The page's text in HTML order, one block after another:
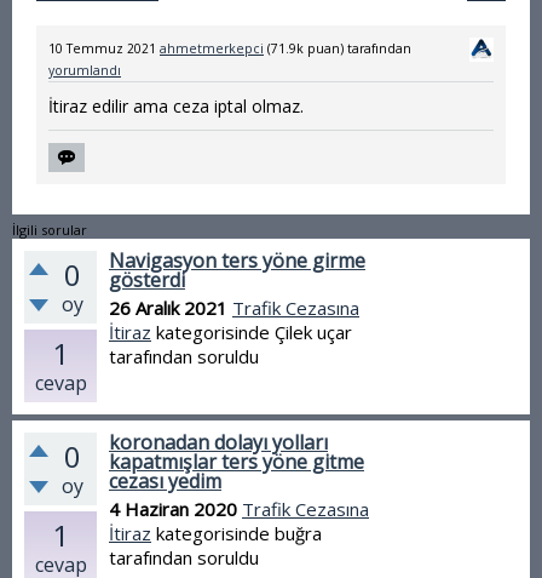
Herkes gibi bende aracımı
oraya park ediyorum.
Kimseye de ceza
yazıldığına sahit olmadım
cezanın neden
yazıldığında bilmiyorum
saat 8 gibi park ediyorum
akşam alıp eve gidiyorum
itiraz edilirmi?
10 Temmuz 2021 ahmetmerkepci (71.9k puan) tarafından
yorumlandı
İtiraz edilir ama ceza iptal olmaz.
İlgili sorular
0
oy
1
cevap
Navigasyon ters yöne girme
gösterdi
26 Aralık 2021 Trafik Cezasına
İtiraz kategorisinde Çilek uçar
tarafından soruldu
0
oy
1
cevap
koronadan dolayı yolları
kapatmışlar ters yöne gitme
cezası yedim
4 Haziran 2020 Trafik Cezasına
İtiraz kategorisinde buğra
tarafından soruldu